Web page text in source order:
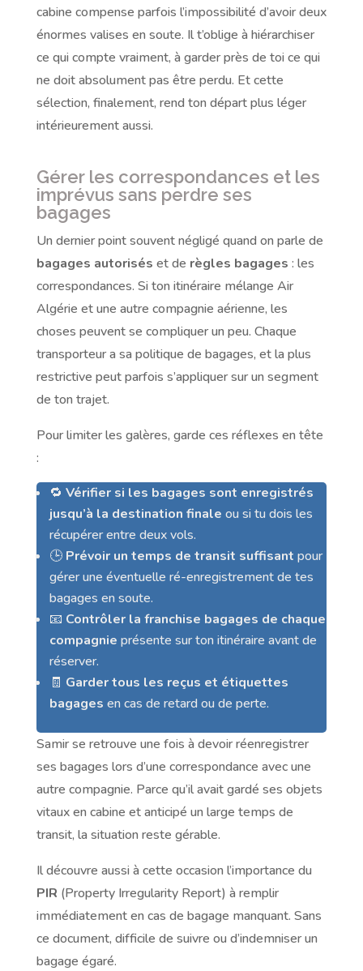
cabine compense parfois l’impossibilité d’avoir deux
énormes valises en soute. Il t’oblige à hiérarchiser
ce qui compte vraiment, à garder près de toi ce qui
ne doit absolument pas être perdu. Et cette
sélection, finalement, rend ton départ plus léger
intérieurement aussi.
Gérer les correspondances et les
imprévus sans perdre ses
bagages
Un dernier point souvent négligé quand on parle de
bagages autorisés et de règles bagages : les
correspondances. Si ton itinéraire mélange Air
Algérie et une autre compagnie aérienne, les
choses peuvent se compliquer un peu. Chaque
transporteur a sa politique de bagages, et la plus
restrictive peut parfois s’appliquer sur un segment
de ton trajet.
Pour limiter les galères, garde ces réflexes en tête
:
🔁 Vérifier si les bagages sont enregistrés
jusqu’à la destination finale ou si tu dois les
récupérer entre deux vols.
🕒 Prévoir un temps de transit suffisant pour
gérer une éventuelle ré-enregistrement de tes
bagages en soute.
📧 Contrôler la franchise bagages de chaque
compagnie présente sur ton itinéraire avant de
réserver.
🧾 Garder tous les reçus et étiquettes
bagages en cas de retard ou de perte.
Samir se retrouve une fois à devoir réenregistrer
ses bagages lors d’une correspondance avec une
autre compagnie. Parce qu’il avait gardé ses objets
vitaux en cabine et anticipé un large temps de
transit, la situation reste gérable.
Il découvre aussi à cette occasion l’importance du
PIR (Property Irregularity Report) à remplir
immédiatement en cas de bagage manquant. Sans
ce document, difficile de suivre ou d’indemniser un
bagage égaré.